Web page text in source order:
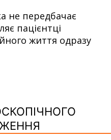
не передбачає
пацієнтці
життя одразу